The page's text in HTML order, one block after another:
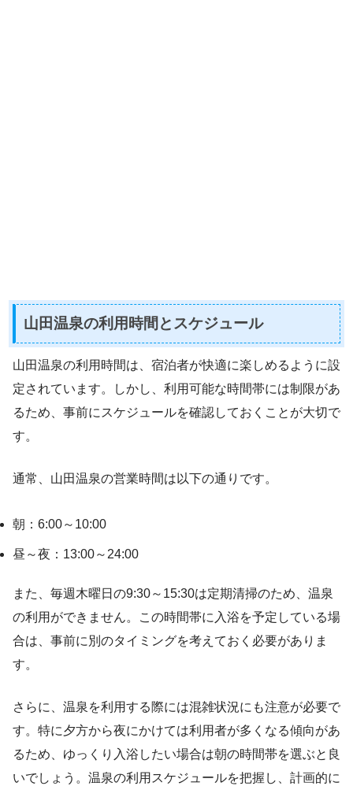
山田温泉の利用時間とスケジュール
山田温泉の利用時間は、宿泊者が快適に楽しめるように設
定されています。しかし、利用可能な時間帯には制限があ
るため、事前にスケジュールを確認しておくことが大切で
す。
通常、山田温泉の営業時間は以下の通りです。
朝：6:00～10:00
昼～夜：13:00～24:00
また、毎週木曜日の9:30～15:30は定期清掃のため、温泉
の利用ができません。この時間帯に入浴を予定している場
合は、事前に別のタイミングを考えておく必要がありま
す。
さらに、温泉を利用する際には混雑状況にも注意が必要で
す。特に夕方から夜にかけては利用者が多くなる傾向があ
るため、ゆっくり入浴したい場合は朝の時間帯を選ぶと良
いでしょう。温泉の利用スケジュールを把握し、計画的に